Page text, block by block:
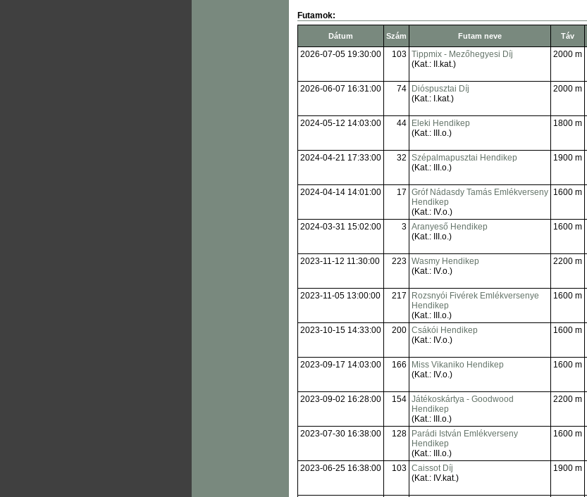
Futamok:
Dátum Szám Futam neve Táv
2026-07-05 19:30:00 103 Tippmix - Mezőhegyesi Díj
(Kat.: II.kat.)
2000 m
2026-06-07 16:31:00 74
Dióspusztai Díj
(Kat.: I.kat.)
2000 m
2024-05-12 14:03:00 44
Eleki Hendikep
(Kat.: III.o.)
1800 m
2024-04-21 17:33:00 32 Szépalmapusztai Hendikep
(Kat.: III.o.)
1900 m
2024-04-14 14:01:00 17 Gróf Nádasdy Tamás Emlékverseny
Hendikep
(Kat.: IV.o.)
1600 m
2024-03-31 15:02:00 3 Aranyeső Hendikep
(Kat.: III.o.)
1600 m
2023-11-12 11:30:00 223 Wasmy Hendikep
(Kat.: IV.o.)
2200 m
2023-11-05 13:00:00 217
Rozsnyói Fivérek Emlékversenye
Hendikep
(Kat.: III.o.)
1600 m
2023-10-15 14:33:00 200 Csákói Hendikep
(Kat.: IV.o.)
1600 m
2023-09-17 14:03:00 166
Miss Vikaniko Hendikep
(Kat.: IV.o.)
1600 m
2023-09-02 16:28:00 154 Játékoskártya - Goodwood
Hendikep
(Kat.: III.o.)
2200 m
2023-07-30 16:38:00 128
Parádi István Emlékverseny
Hendikep
(Kat.: III.o.)
1600 m
2023-06-25 16:38:00 103 Caissot Díj
(Kat.: IV.kat.)
1900 m